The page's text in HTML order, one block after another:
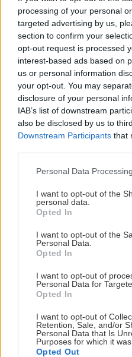
processing of your personal
targeted advertising by us,
section to confirm your
opt-out request is processed
interest-based ads based on
us or personal information
your opt-out. You may
disclosure of your personal
IAB’s list of downstream
also be disclosed by us to
Downstream Participants that
Please note that this website/
not limited to your visit or
grant or deny consent to
use your data for below
consent section.
Personal Data
I want to opt-out of the
personal data.
Opted In
I want to opt-out of the
Personal Data.
Opted In
I want to opt-out of
Personal Data for
Opted In
I want to opt-out of
Retention, Sale, and/or
Personal Data that Is
Purposes for which it was
Opted Out
Διαβάστε επίσης